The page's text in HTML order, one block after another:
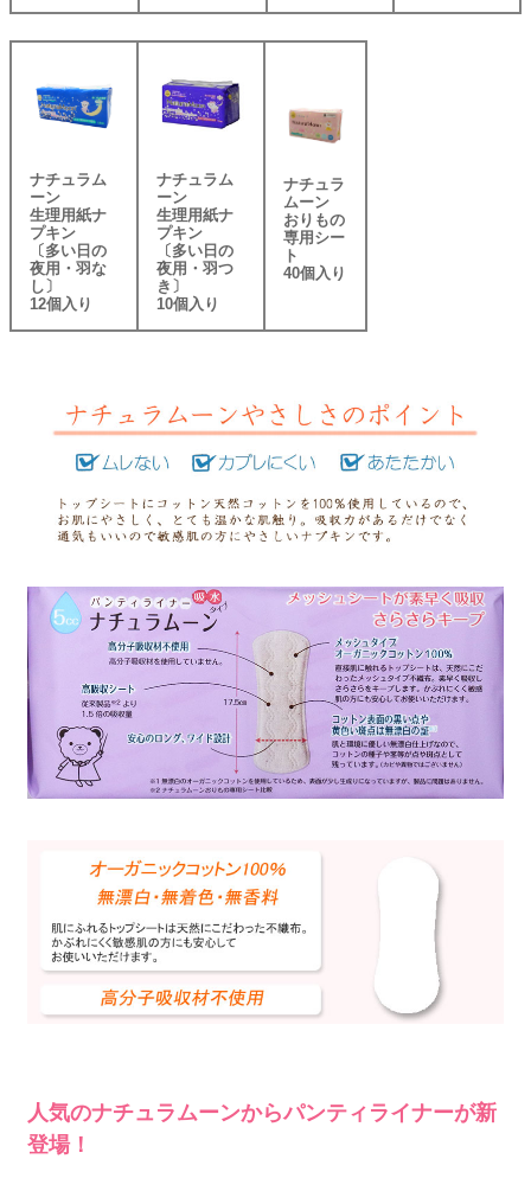
ナチュラム
ーン
生理用紙ナ
プキン
〔多い日の
夜用・羽な
し〕
12個入り
ナチュラム
ーン
生理用紙ナ
プキン
〔多い日の
夜用・羽つ
き〕
10個入り
ナチュラ
ムーン
おりもの
専用シー
ト
40個入り
人気のナチュラムーンからパンティライナーが新
登場！